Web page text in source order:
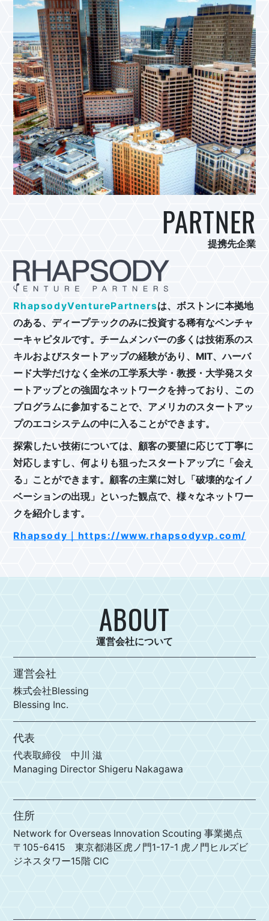
PARTNER
提携先企業
RhapsodyVenturePartnersは、ボストンに本拠地
のある、ディープテックのみに投資する稀有なベンチャ
ーキャピタルです。チームメンバーの多くは技術系のス
キルおよびスタートアップの経験があり、MIT、ハーバ
ード大学だけなく全米の工学系大学・教授・大学発スタ
ートアップとの強固なネットワークを持っており、この
プログラムに参加することで、アメリカのスタートアッ
プのエコシステムの中に入ることができます。
探索したい技術については、顧客の要望に応じて丁寧に
対応しますし、何よりも狙ったスタートアップに「会え
る」ことができます。顧客の主業に対し「破壊的なイノ
ベーションの出現」といった観点で、様々なネットワー
クを紹介します。
Rhapsody｜https://www.rhapsodyvp.com/
ABOUT
運営会社について
運営会社
株式会社Blessing
Blessing Inc.
代表
代表取締役 中川 滋
Managing Director Shigeru Nakagawa
住所
Network for Overseas Innovation Scouting 事業拠点
〒105-6415 東京都港区虎ノ門1-17-1 虎ノ門ヒルズビ
ジネスタワー15階 CIC